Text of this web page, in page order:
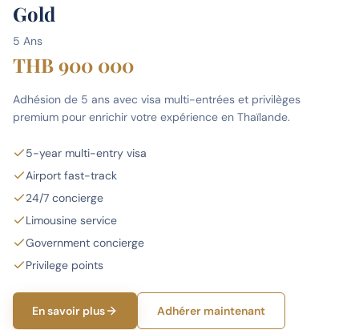
Gold
5 Ans
THB 900 000
Adhésion de 5 ans avec visa multi-entrées et privilèges
premium pour enrichir votre expérience en Thaïlande.
5-year multi-entry visa
Airport fast-track
24/7 concierge
Limousine service
Government concierge
Privilege points
En savoir plus Adhérer maintenant